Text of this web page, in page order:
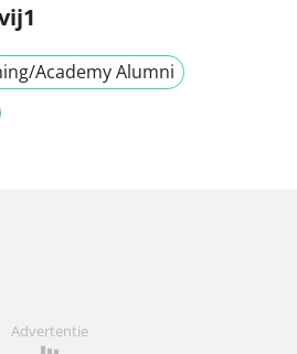
Academy Alumni
Advertentie